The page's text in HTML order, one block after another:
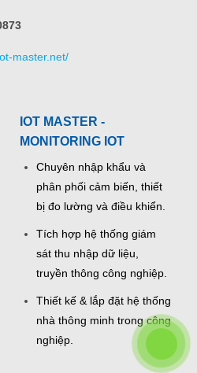
master.net/
IOT MASTER -
MONITORING IOT
Chuyên nhập khẩu và
phân phối cảm biến, thiết
bị đo lường và điều khiển.
Tích hợp hệ thống giám
sát thu nhập dữ liệu,
truyền thông công nghiệp.
Thiết kế & lắp đặt hệ thống
nhà thông minh trong công
nghiệp.